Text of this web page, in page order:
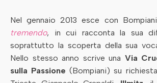
Nel gennaio 2013 esce con Bompiani
tremendo, in cui racconta la sua
soprattutto la scoperta della sua
Nello stesso anno scrive una Via
sulla Passione (Bompiani) su